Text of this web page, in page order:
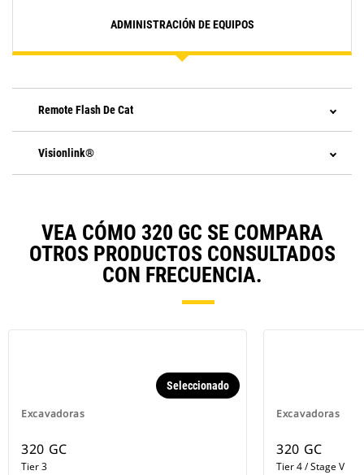
ADMINISTRACIÓN DE EQUIPOS
Remote Flash De Cat
Visionlink®
VEA CÓMO 320 GC SE COMPARA
OTROS PRODUCTOS CONSULTADOS
CON FRECUENCIA.
Excavadoras
Seleccionado
320 GC
Tier 3
Excavadoras
320 GC
Tier 4 / Stage V